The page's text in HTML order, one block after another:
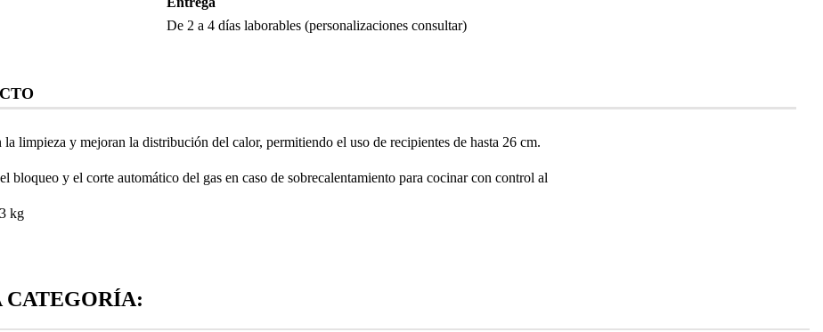
De 2 a 4 días laborables (personalizaciones consultar)
limpieza y mejoran la distribución del calor, permitiendo el uso de recipientes de hasta 26 cm.
bloqueo y el corte automático del gas en caso de sobrecalentamiento para cocinar con control al
kg
CATEGORÍA: